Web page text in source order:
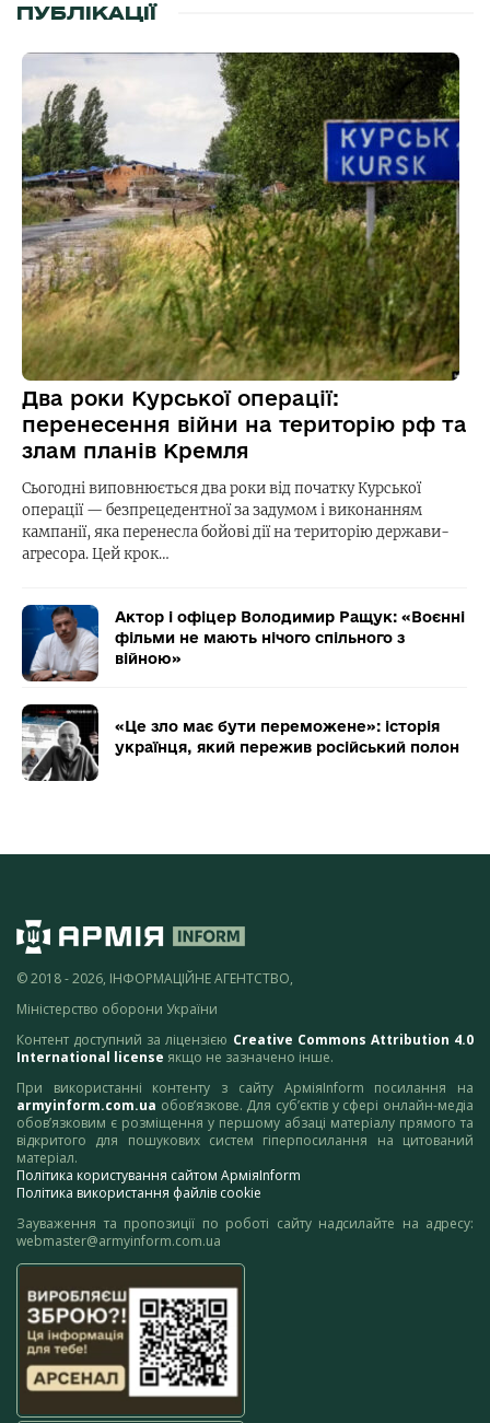
ПУБЛІКАЦІЇ
Два роки Курської операції:
перенесення війни на територію рф та
злам планів Кремля
Сьогодні виповнюється два роки від початку Курської
операції — безпрецедентної за задумом і виконанням
кампанії, яка перенесла бойові дії на територію держави-
агресора. Цей крок…
Актор і офіцер Володимир Ращук: «Воєнні
фільми не мають нічого спільного з
війною»
«Це зло має бути переможене»: історія
українця, який пережив російський полон
© 2018 - 2026, ІНФОРМАЦІЙНЕ АГЕНТСТВО,
Міністерство оборони України
Контент доступний за ліцензією Creative Commons Attribution 4.0
International license якщо не зазначено інше.
При використанні контенту з сайту АрміяInform посилання на
armyinform.com.ua обов’язкове. Для суб’єктів у сфері онлайн-медіа
обов’язковим є розміщення у першому абзаці матеріалу прямого та
відкритого для пошукових систем гіперпосилання на цитований
матеріал.
Політика користування сайтом АрміяInform
Політика використання файлів cookie
Зауваження та пропозиції по роботі сайту надсилайте на адресу:
webmaster@armyinform.com.ua